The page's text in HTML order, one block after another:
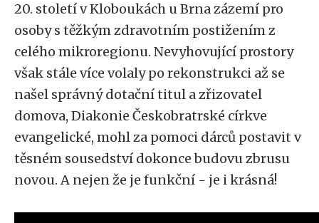
20. století v Kloboukách u Brna zázemí pro
osoby s těžkým zdravotním postižením z
celého mikroregionu. Nevyhovující prostory
však stále více volaly po rekonstrukci až se
našel správný dotační titul a zřizovatel
domova, Diakonie Českobratrské církve
evangelické, mohl za pomoci dárců postavit v
těsném sousedství dokonce budovu zbrusu
novou. A nejen že je funkční - je i krásná!